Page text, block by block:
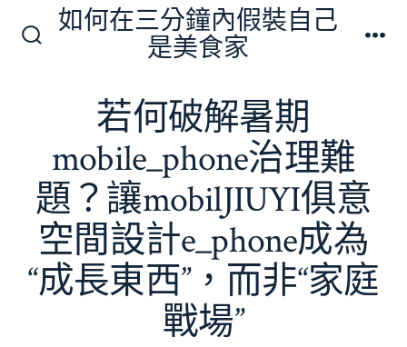
如何在三分鐘內假裝自己
是美食家
若何破解暑期
mobile_phone治理難
題？讓mobilJIUYI俱意
空間設計e_phone成為
“成長東西”，而非“家庭
戰場”